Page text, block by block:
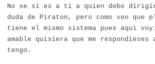
No se si es a ti a quien debo
duda de Piraton, pero como veo que
tiene el mismo sistema pues aqui
amable quisiera que me respondieses
tengo.